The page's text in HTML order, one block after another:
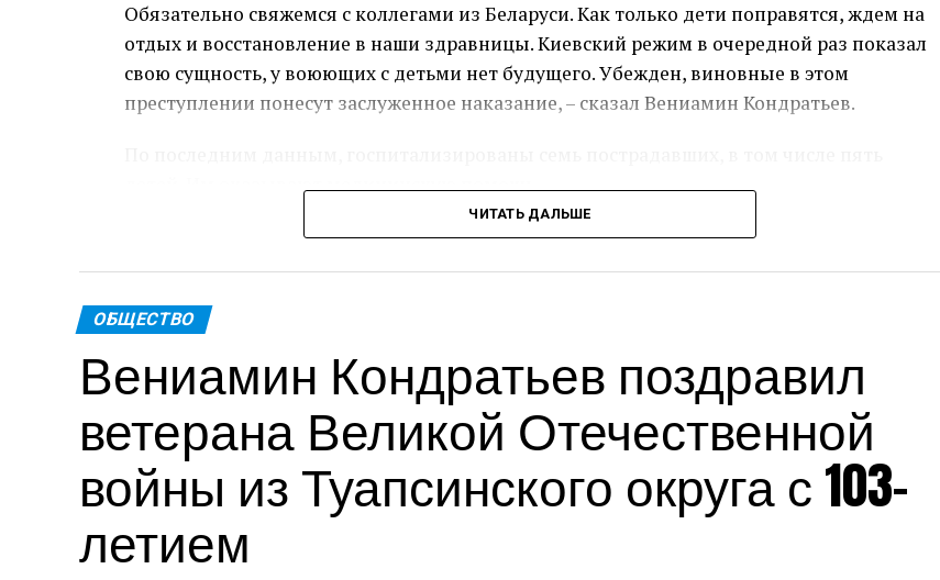
Обязательно свяжемся с коллегами из Беларуси. Как только дети поправятся, ждем на
отдых и восстановление в наши здравницы. Киевский режим в очередной раз показал
свою сущность, у воюющих с детьми нет будущего. Убежден, виновные в этом
преступлении понесут заслуженное наказание, – сказал Вениамин Кондратьев.
детей. Им оказывают медицинскую помощь.
Пресс-служба администрации Краснодарского края
ЧИТАТЬ ДАЛЬШЕ
ОБЩЕСТВО
Вениамин Кондратьев поздравил
ветерана Великой Отечественной
войны из Туапсинского округа с 103-
летием